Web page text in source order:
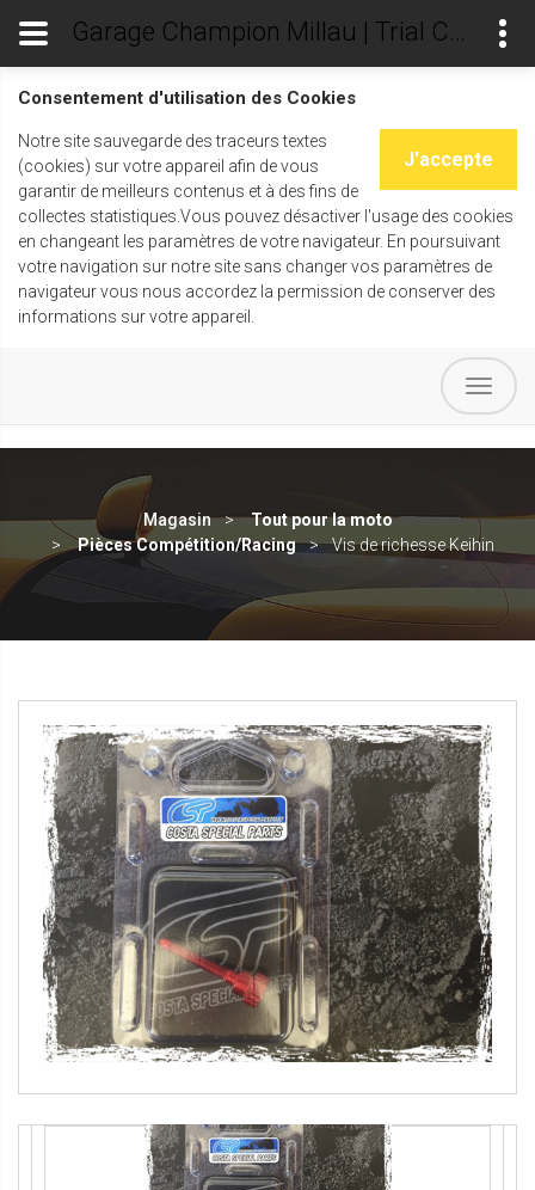
Consentement d'utilisation des Cookies
J'accepte
Notre site sauvegarde des traceurs textes
(cookies) sur votre appareil afin de vous
garantir de meilleurs contenus et à des fins de
collectes statistiques.Vous pouvez désactiver l'usage des cookies
en changeant les paramètres de votre navigateur. En poursuivant
votre navigation sur notre site sans changer vos paramètres de
navigateur vous nous accordez la permission de conserver des
informations sur votre appareil.
Garage Champion Millau | Trial Champ's
Magasin
Tout pour la moto
Pièces Compétition/Racing
Vis de richesse Keihin